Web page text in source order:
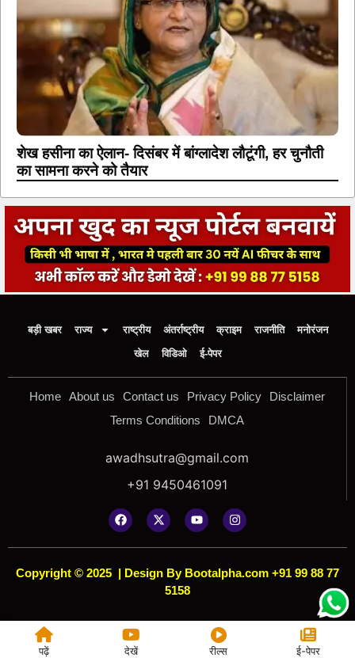
शेख हसीना का ऐलान- दिसंबर में बांग्लादेश लौटूंगी, हर चुनौती
का सामना करने को तैयार
बड़ी खबर राज्य राष्ट्रीय अंतर्राष्ट्रीय क्राइम राजनीति
मनोरंजन
खेल
विडिओ ई-पेपर
Home About us Contact us Privacy Policy
Disclaimer
Terms Conditions
DMCA
awadhsutra@gmail.com
+91 9450461091
Copyright © 2025 | Design By Bootalpha.com +91 99 88 77
5158
पढ़ें देखें रील्स ई-पेपर